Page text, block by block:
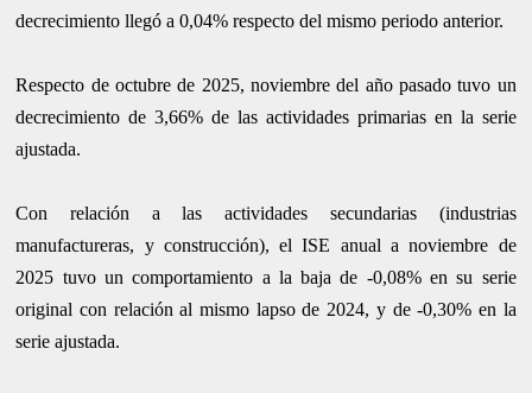
decrecimiento llegó a 0,04% respecto del mismo periodo anterior.
Respecto de octubre de 2025, noviembre del año pasado tuvo un
decrecimiento de 3,66% de las actividades primarias en la serie
ajustada.
Con relación a las actividades secundarias (industrias
manufactureras, y construcción), el ISE anual a noviembre de
2025 tuvo un comportamiento a la baja de -0,08% en su serie
original con relación al mismo lapso de 2024, y de -0,30% en la
serie ajustada.